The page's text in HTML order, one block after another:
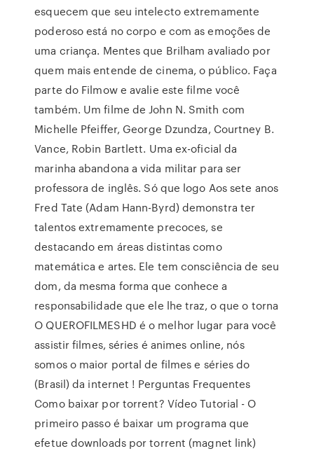
esquecem que seu intelecto extremamente
poderoso está no corpo e com as emoções de
uma criança. Mentes que Brilham avaliado por
quem mais entende de cinema, o público. Faça
parte do Filmow e avalie este filme você
também. Um filme de John N. Smith com
Michelle Pfeiffer, George Dzundza, Courtney B.
Vance, Robin Bartlett. Uma ex-oficial da
marinha abandona a vida militar para ser
professora de inglês. Só que logo Aos sete anos
Fred Tate (Adam Hann-Byrd) demonstra ter
talentos extremamente precoces, se
destacando em áreas distintas como
matemática e artes. Ele tem consciência de seu
dom, da mesma forma que conhece a
responsabilidade que ele lhe traz, o que o torna
O QUEROFILMESHD é o melhor lugar para você
assistir filmes, séries é animes online, nós
somos o maior portal de filmes e séries do
(Brasil) da internet ! Perguntas Frequentes
Como baixar por torrent? Vídeo Tutorial - O
primeiro passo é baixar um programa que
efetue downloads por torrent (magnet link)